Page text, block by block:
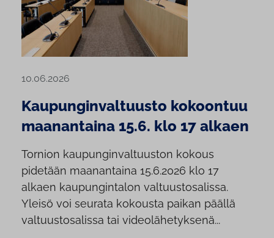
10.06.2026
Kaupunginvaltuusto kokoontuu
maanantaina 15.6. klo 17 alkaen
Tornion kaupunginvaltuuston kokous
pidetään maanantaina 15.6.2026 klo 17
alkaen kaupungintalon valtuustosalissa.
Yleisö voi seurata kokousta paikan päällä
valtuustosalissa tai videolähetyksenä...